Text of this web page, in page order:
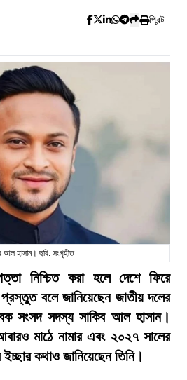
প্রিন্ট
আল হাসান। ছবি: সংগৃহীত
নিশ্চিত করা হলে দেশে ফিরে
বলে জানিয়েছেন জাতীয় দলের
সংসদ সদস্য সাকিব আল হাসান।
মাঠে নামার এবং ২০২৭ সালের
কথাও জানিয়েছেন তিনি।